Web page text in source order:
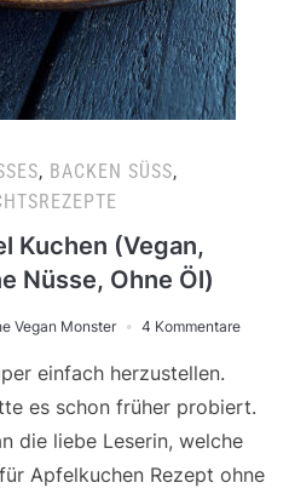
, BACKEN SÜSS ,
Kuchen (Vegan,
Nüsse, Ohne Öl)
Vegan Monster 4 Kommentare
einfach herzustellen.
es schon früher probiert.
die liebe Leserin, welche
Apfelkuchen Rezept ohne